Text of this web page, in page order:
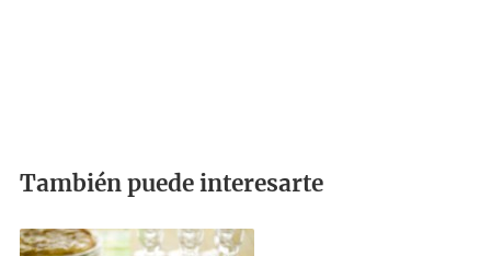
También puede interesarte